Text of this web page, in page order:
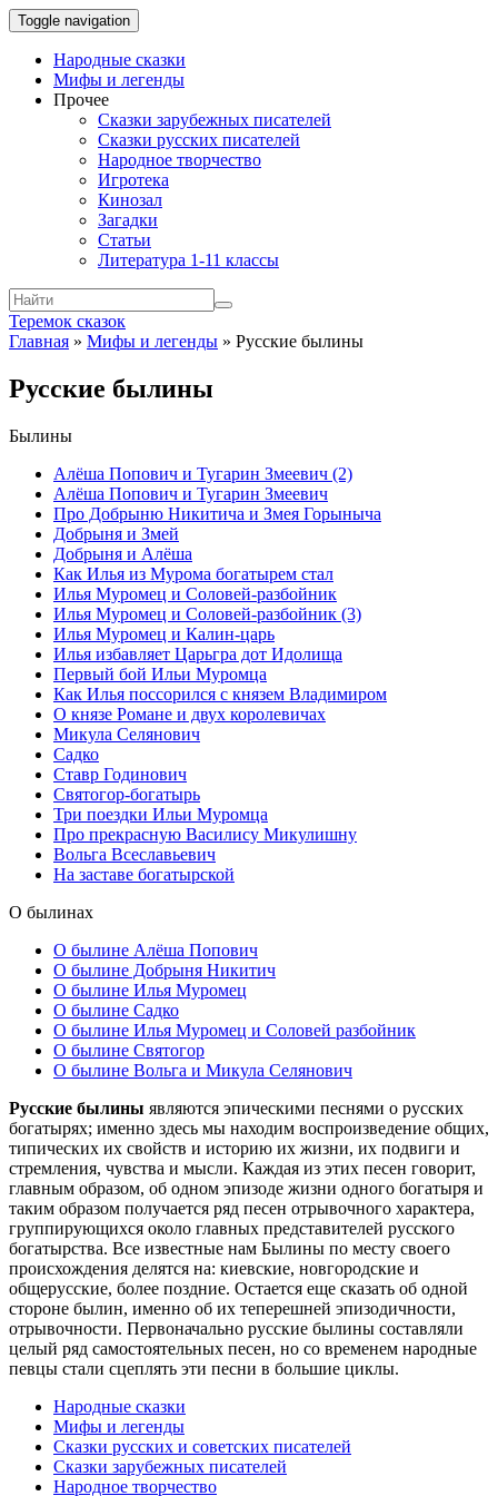
Toggle navigation
Народные сказки
Мифы и легенды
Прочее
Сказки зарубежных писателей
Сказки русских писателей
Народное творчество
Игротека
Кинозал
Загадки
Статьи
Литература 1-11 классы
Теремок сказок
Главная » Мифы и легенды » Русские былины
Русские былины
Былины
Алёша Попович и Тугарин Змеевич (2)
Алёша Попович и Тугарин Змеевич
Про Добрыню Никитича и Змея Горыныча
Добрыня и Змей
Добрыня и Алёша
Как Илья из Мурома богатырем стал
Илья Муромец и Соловей-разбойник
Илья Муромец и Соловей-разбойник (3)
Илья Муромец и Калин-царь
Илья избавляет Царьгра дот Идолища
Первый бой Ильи Муромца
Как Илья поссорился с князем Владимиром
О князе Романе и двух королевичах
Микула Селянович
Садко
Ставр Годинович
Святогор-богатырь
Три поездки Ильи Муромца
Про прекрасную Василису Микулишну
Вольга Всеславьевич
На заставе богатырской
О былинах
О былине Алёша Попович
О былине Добрыня Никитич
О былине Илья Муромец
О былине Садко
О былине Илья Муромец и Соловей разбойник
О былине Святогор
О былине Вольга и Микула Селянович
Русские былины являются эпическими песнями о русских
богатырях; именно здесь мы находим воспроизведение общих,
типических их свойств и историю их жизни, их подвиги и
стремления, чувства и мысли. Каждая из этих песен говорит,
главным образом, об одном эпизоде жизни одного богатыря и
таким образом получается ряд песен отрывочного характера,
группирующихся около главных представителей русского
богатырства. Все известные нам Былины по месту своего
происхождения делятся на: киевские, новгородские и
общерусские, более поздние. Остается еще сказать об одной
стороне былин, именно об их теперешней эпизодичности,
отрывочности. Первоначально русские былины составляли
целый ряд самостоятельных песен, но со временем народные
певцы стали сцеплять эти песни в большие циклы.
Народные сказки
Мифы и легенды
Сказки русских и советских писателей
Сказки зарубежных писателей
Народное творчество